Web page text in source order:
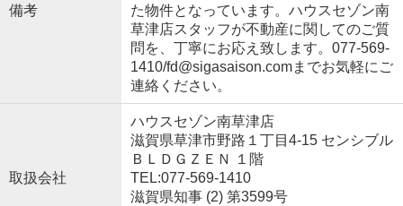
備考
た物件となっています。ハウスセゾン南
草津店スタッフが不動産に関してのご質
問を、丁寧にお応え致します。077-569-
1410/fd@sigasaison.comまでお気軽にご
連絡ください。
取扱会社
ハウスセゾン南草津店
滋賀県草津市野路１丁目4-15 センシブル
ＢＬＤＧＺＥＮ １階
TEL:077-569-1410
滋賀県知事 (2) 第3599号